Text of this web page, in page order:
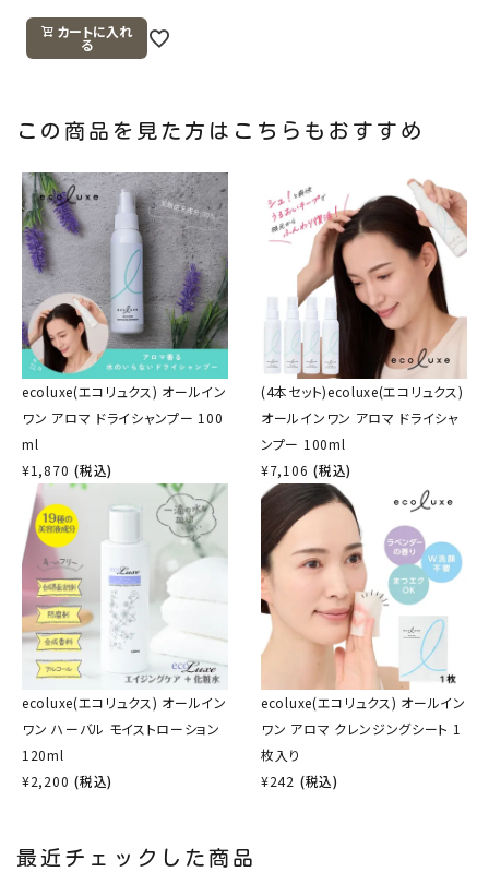
カートに入れ
る
この商品を見た方はこちらもおすすめ
ecoluxe(エコリュクス) オールイン
ワン アロマ ドライシャンプー 100
ml
¥1,870 (税込)
(4本セット)ecoluxe(エコリュクス)
オールインワン アロマ ドライシャ
ンプー 100ml
¥7,106 (税込)
ecoluxe(エコリュクス) オールイン
ワン ハーバル モイストローション
120ml
¥2,200 (税込)
ecoluxe(エコリュクス) オールイン
ワン アロマ クレンジングシート 1
枚入り
¥242 (税込)
最近チェックした商品